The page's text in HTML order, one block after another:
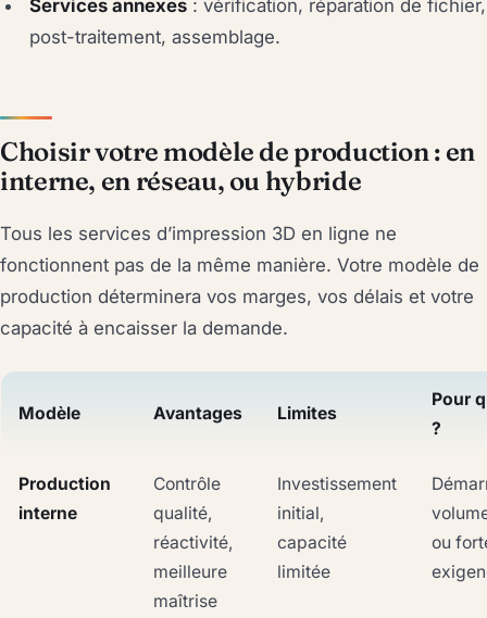
Services annexes : vérification, réparation de fichier,
post-traitement, assemblage.
Choisir votre modèle de production : en
interne, en réseau, ou hybride
Tous les services d’impression 3D en ligne ne
fonctionnent pas de la même manière. Votre modèle de
production déterminera vos marges, vos délais et votre
capacité à encaisser la demande.
Modèle Avantages Limites
Pour
?
Production
interne
Contrôle
qualité,
réactivité,
meilleure
maîtrise
Investissement
initial,
capacité
limitée
ou